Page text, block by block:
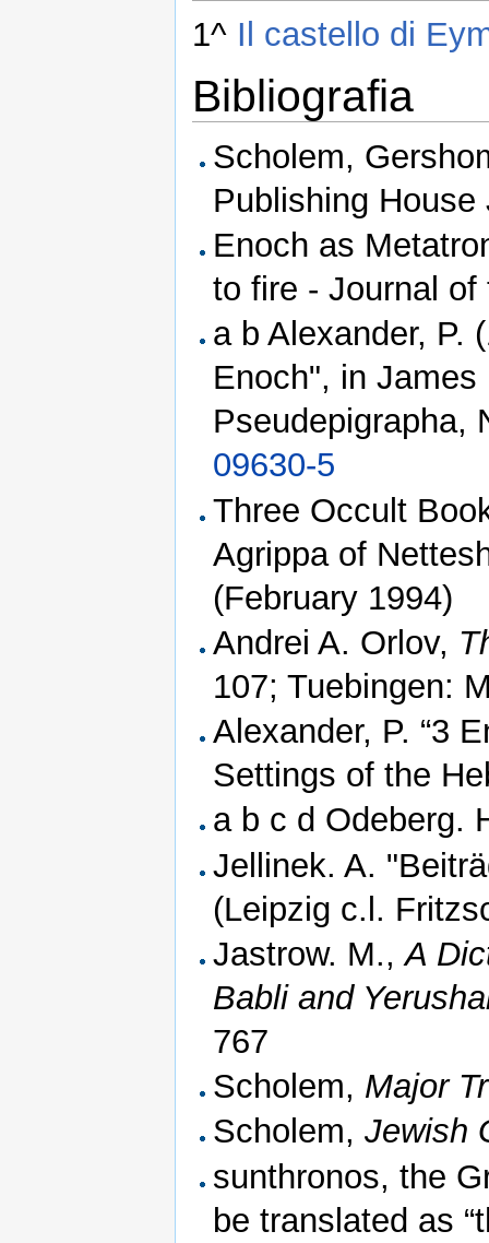
1^ Il castello di
Bibliografia
Scholem,
Publishing
Enoch as
to fire - Journal
a b Alexander, P.
Enoch", in James
Pseudepigrapha,
09630-5
Three Occult
Agrippa of
(February 1994)
Andrei A. Orlov,
107; Tuebingen:
Alexander, P. “3
Settings of the
a b c d Odeberg.
Jellinek. A.
(Leipzig c.l.
Jastrow. M.,A
Babli and
767
Scholem, Major
Scholem,Jewish
sunthronos, the
be translated as